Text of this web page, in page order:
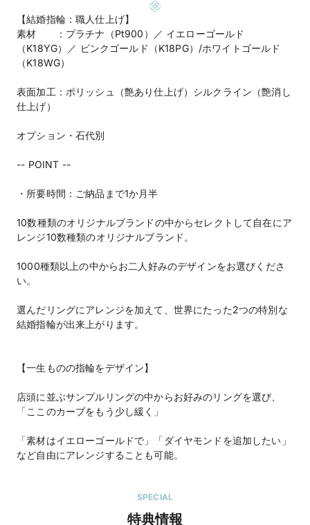
【結婚指輪：職人仕上げ】
素材 ：プラチナ（Pt900）／ イエローゴールド
（K18YG）／ ピンクゴールド（K18PG）/ホワイトゴールド
（K18WG）
表面加工：ポリッシュ（艶あり仕上げ）シルクライン（艶消し
仕上げ）
オプション・石代別
-- POINT --
・所要時間：ご納品まで1か月半
10数種類のオリジナルブランドの中からセレクトして自在にア
レンジ10数種類のオリジナルブランド。
1000種類以上の中からお二人好みのデザインをお選びくださ
い。
選んだリングにアレンジを加えて、世界にたった2つの特別な
結婚指輪が出来上がります。
【一生ものの指輪をデザイン】
店頭に並ぶサンプルリングの中からお好みのリングを選び、
「ここのカーブをもう少し緩く」
「素材はイエローゴールドで」「ダイヤモンドを追加したい」
SPECIAL
特典情報